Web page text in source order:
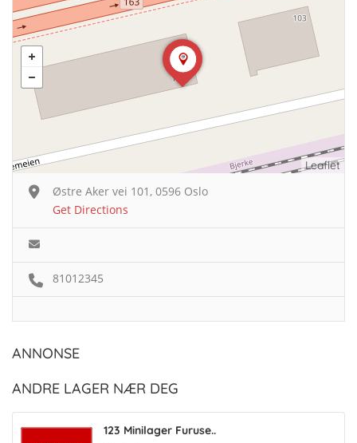
Leaflet
Østre Aker vei 101, 0596 Oslo
Get Directions
81012345
ANNONSE
ANDRE LAGER NÆR DEG
123 Minilager Furuse..